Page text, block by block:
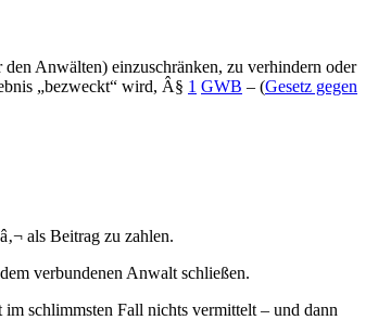
Anwälten) einzuschränken, zu verhindern oder
„bezweckt“ wird, Â§ 1 GWB – (Gesetz gegen
als Beitrag zu zahlen.
verbundenen Anwalt schließen.
schlimmsten Fall nichts vermittelt – und dann